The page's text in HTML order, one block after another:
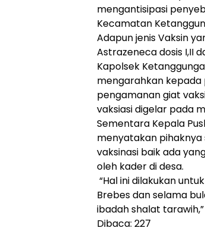
mengantisipasi
Kecamatan
Adapun jenis Vaksin
Astrazeneca dosis I,II
Kapolsek
mengarahkan
pengamanan giat
vaksiasi digelar pada
Sementara Kepala
menyatakan
vaksinasi baik ada
oleh kader di desa.
“Hal ini dilakukan
Brebes dan selama
ibadah shalat
Dibaca: 227